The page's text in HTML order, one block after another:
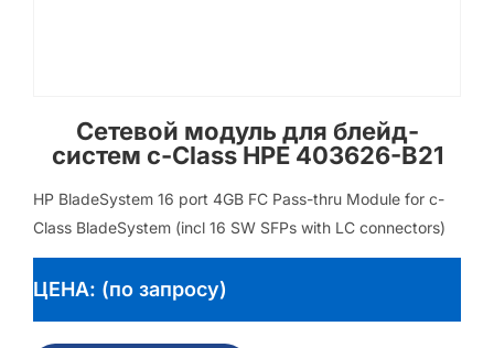
Сетевой модуль для блейд-
систем c-Class HPE 403626-B21
HP BladeSystem 16 port 4GB FC Pass-thru Module for c-
Class BladeSystem (incl 16 SW SFPs with LC connectors)
ЦЕНА: (по запросу)